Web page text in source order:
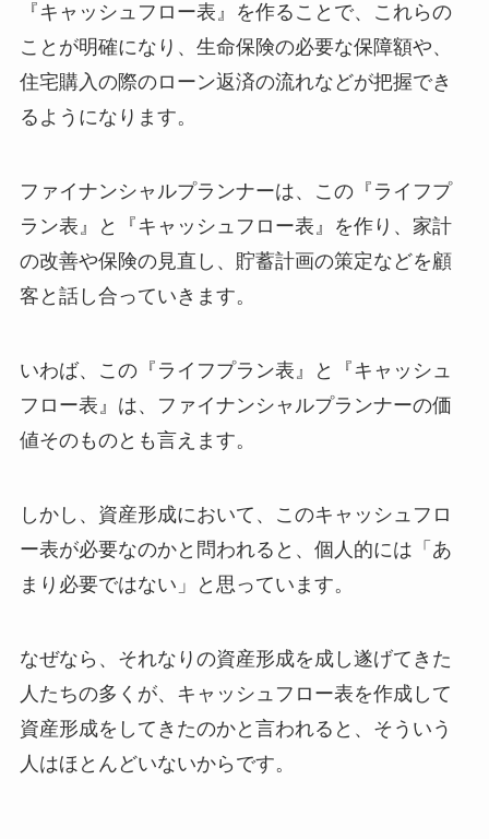
『キャッシュフロー表』を作ることで、これらの
ことが明確になり、生命保険の必要な保障額や、
住宅購入の際のローン返済の流れなどが把握でき
るようになります。
ファイナンシャルプランナーは、この『ライフプ
ラン表』と『キャッシュフロー表』を作り、家計
の改善や保険の見直し、貯蓄計画の策定などを顧
客と話し合っていきます。
いわば、この『ライフプラン表』と『キャッシュ
フロー表』は、ファイナンシャルプランナーの価
値そのものとも言えます。
しかし、資産形成において、このキャッシュフロ
ー表が必要なのかと問われると、個人的には「あ
まり必要ではない」と思っています。
なぜなら、それなりの資産形成を成し遂げてきた
人たちの多くが、キャッシュフロー表を作成して
資産形成をしてきたのかと言われると、そういう
人はほとんどいないからです。